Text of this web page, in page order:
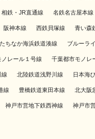
相鉄・JR直通線 名鉄名古屋本線
阪神本線 西鉄貝塚線 青い森
ちなか海浜鉄道湊線 ブルーラ
レール１号線 千葉都市モノレ
線 北陸鉄道浅野川線 日本海
線 豊橋鉄道東田本線 北大阪
神戸市営地下鉄西神線 神戸市